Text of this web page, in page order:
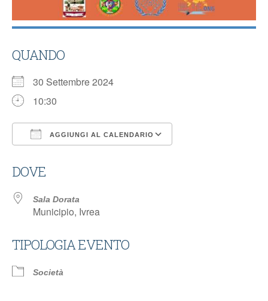
QUANDO
30 Settembre 2024
10:30
AGGIUNGI AL CALENDARIO
DOVE
Sala Dorata
Municipio, Ivrea
TIPOLOGIA EVENTO
Società